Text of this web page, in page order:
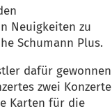
Neuigkeiten zu
Schumann Plus.
dafür gewonnen
zwei Konzerte
Karten für die